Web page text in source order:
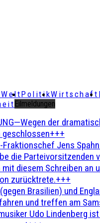
WeltPolitikWirtschaft
Eilmeldungen
der
geschlossen+++
Fraktionschef Jens
die Parteivorsitzenden
diesem Schreiben an
zurücktrete.+++
Brasilien) und
und treffen am
Udo Lindenberg